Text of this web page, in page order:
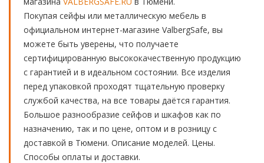
Покупая сейфы или металлическую мебель в
официальном интернет-магазине ValbergSafe, вы
можете быть уверены, что получаете
сертифицированную высококачественную продукцию
с гарантией и в идеальном состоянии. Все изделия
перед упаковкой проходят тщательную проверку
службой качества, на все товары даётся гарантия.
Большое разнообразие сейфов и шкафов как по
назначению, так и по цене, оптом и в розницу с
доставкой в Тюмени. Описание моделей. Цены.
Способы оплаты и доставки.